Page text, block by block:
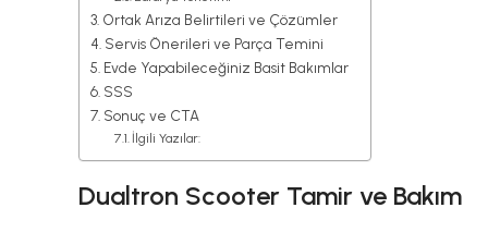
Ortak Arıza Belirtileri ve Çözümler
Servis Önerileri ve Parça Temini
Evde Yapabileceğiniz Basit Bakımlar
SSS
Sonuç ve CTA
İlgili Yazılar:
Dualtron Scooter Tamir ve Bakım